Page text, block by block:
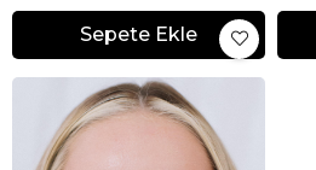
Sepete Ekle